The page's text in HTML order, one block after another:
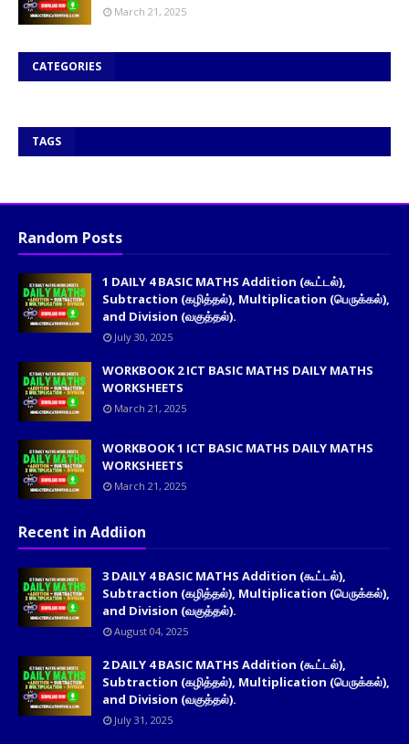
March 21, 2025
CATEGORIES
TAGS
Random Posts
1 DAILY 4 BASIC MATHS Addition (கூட்டல்),
Subtraction (கழித்தல்), Multiplication (பெருக்கல்),
and Division (வகுத்தல்).
July 30, 2025
WORKBOOK 2 ICT BASIC MATHS DAILY MATHS
WORKSHEETS
March 21, 2025
WORKBOOK 1 ICT BASIC MATHS DAILY MATHS
WORKSHEETS
March 21, 2025
Recent in Addiion
3 DAILY 4 BASIC MATHS Addition (கூட்டல்),
Subtraction (கழித்தல்), Multiplication (பெருக்கல்),
and Division (வகுத்தல்).
August 04, 2025
2 DAILY 4 BASIC MATHS Addition (கூட்டல்),
Subtraction (கழித்தல்), Multiplication (பெருக்கல்),
and Division (வகுத்தல்).
July 31, 2025